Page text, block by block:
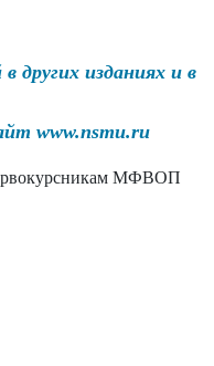
других изданиях и в
www.nsmu.ru
МФВОП